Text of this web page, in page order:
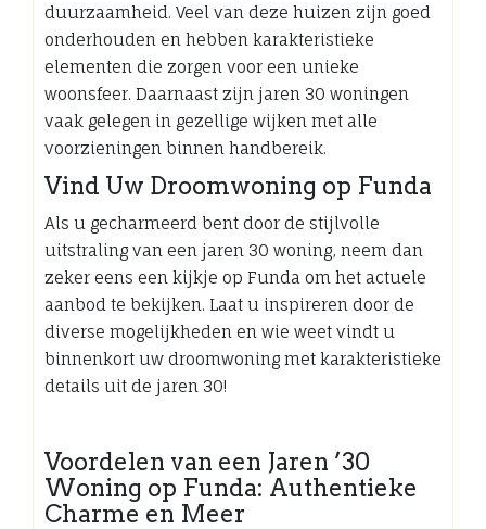
duurzaamheid. Veel van deze huizen zijn goed
onderhouden en hebben karakteristieke
elementen die zorgen voor een unieke
woonsfeer. Daarnaast zijn jaren 30 woningen
vaak gelegen in gezellige wijken met alle
voorzieningen binnen handbereik.
Vind Uw Droomwoning op Funda
Als u gecharmeerd bent door de stijlvolle
uitstraling van een jaren 30 woning, neem dan
zeker eens een kijkje op Funda om het actuele
aanbod te bekijken. Laat u inspireren door de
diverse mogelijkheden en wie weet vindt u
binnenkort uw droomwoning met karakteristieke
details uit de jaren 30!
Voordelen van een Jaren ’30
Woning op Funda: Authentieke
Charme en Meer